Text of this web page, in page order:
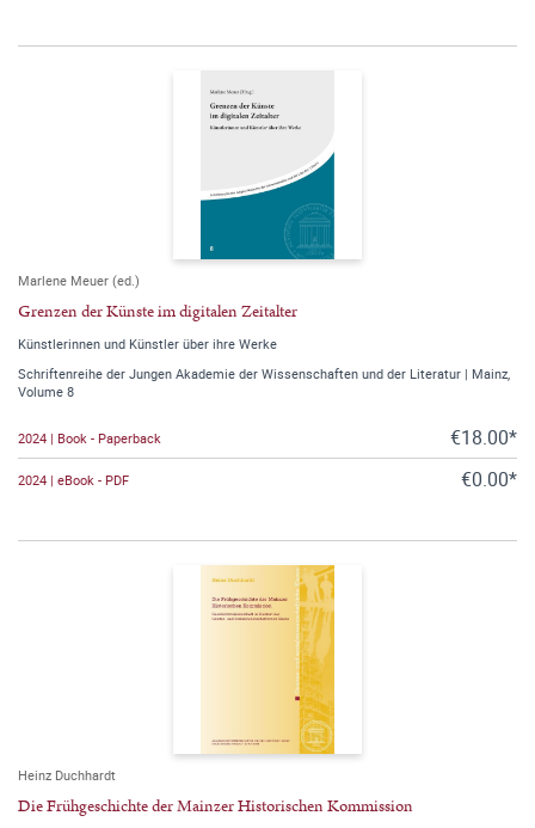
Marlene Meuer (ed.)
Grenzen der Künste im digitalen Zeitalter
Künstlerinnen und Künstler über ihre Werke
Schriftenreihe der Jungen Akademie der Wissenschaften und der Literatur | Mainz,
Volume 8
2024 | Book - Paperback €18.00*
2024 | eBook - PDF €0.00*
Heinz Duchhardt
Die Frühgeschichte der Mainzer Historischen Kommission